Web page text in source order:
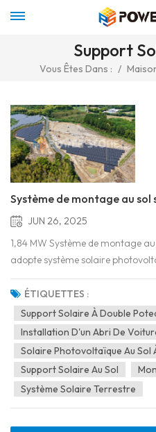
Support
Vous Êtes Dans : /
Système de montage au sol
JUN 26, 2025
1,84 MW Système de montage
adopte système solaire
système.1. Structure de
verticales, enterrées dans le sol
(comme un pilier en
ÉTIQUETTES :
Support Solaire À Double
Installation D'un Abri De
Solaire Photovoltaïque Au Sol
Support Solaire Au Sol
Système Solaire Terrestre